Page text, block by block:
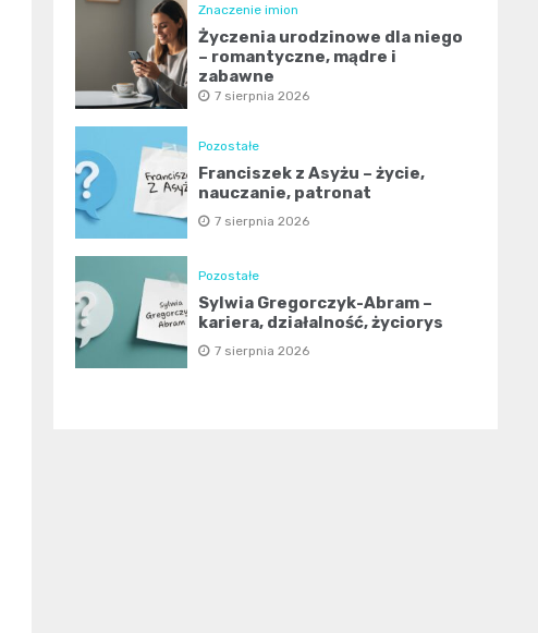
Znaczenie imion
Życzenia urodzinowe dla niego
– romantyczne, mądre i
zabawne
7 sierpnia 2026
Pozostałe
Franciszek z Asyżu – życie,
nauczanie, patronat
7 sierpnia 2026
Pozostałe
Sylwia Gregorczyk-Abram –
kariera, działalność, życiorys
7 sierpnia 2026